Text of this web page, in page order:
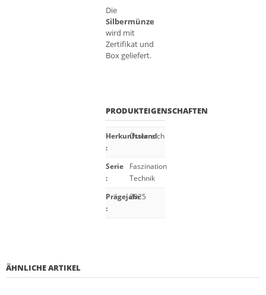
Die
Silbermünze
wird mit
Zertifikat und
Box geliefert.
PRODUKTEIGENSCHAFTEN
Herkunftsland
:
Österreich
Serie
:
Faszination
Technik
Prägejahr
:
2025
ÄHNLICHE ARTIKEL